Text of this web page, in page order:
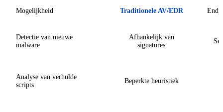
Mogelijkheid Traditionele AV/EDR
Detectie van nieuwe
malware
Afhankelijk van
signatures
Analyse van verhulde
scripts
Beperkte heuristiek